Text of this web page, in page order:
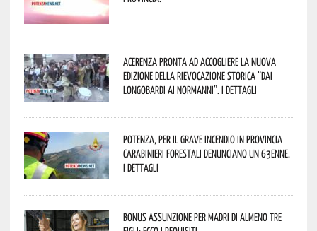
Acerenza pronta ad accogliere la nuova
edizione della rievocazione storica “Dai
Longobardi ai Normanni”. I dettagli
Potenza, per il grave incendio in Provincia
Carabinieri forestali denunciano un 63enne.
I dettagli
Bonus assunzione per madri di almeno tre